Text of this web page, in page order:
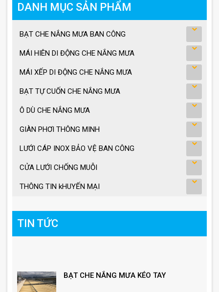
DANH MỤC SẢN PHẨM
BẠT CHE NẮNG MƯA BAN CÔNG
MÁI HIÊN DI ĐỘNG CHE NẮNG MƯA
MÁI XẾP DI ĐỘNG CHE NẮNG MƯA
BẠT TỰ CUỐN CHE NẮNG MƯA
Ô DÙ CHE NẮNG MƯA
GIÀN PHƠI THÔNG MINH
LƯỚI CÁP INOX BẢO VỆ BAN CÔNG
CỬA LƯỚI CHỐNG MUỖI
THÔNG TIN kHUYẾN MẠI
TIN TỨC